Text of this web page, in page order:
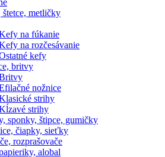
metličky
na fúkanie
na rozčesávanie
kefy
britvy
nožnice
strihy
strihy
sponky, štipce, gumičky
čiapky, sieťky
rozprašovače
alobal